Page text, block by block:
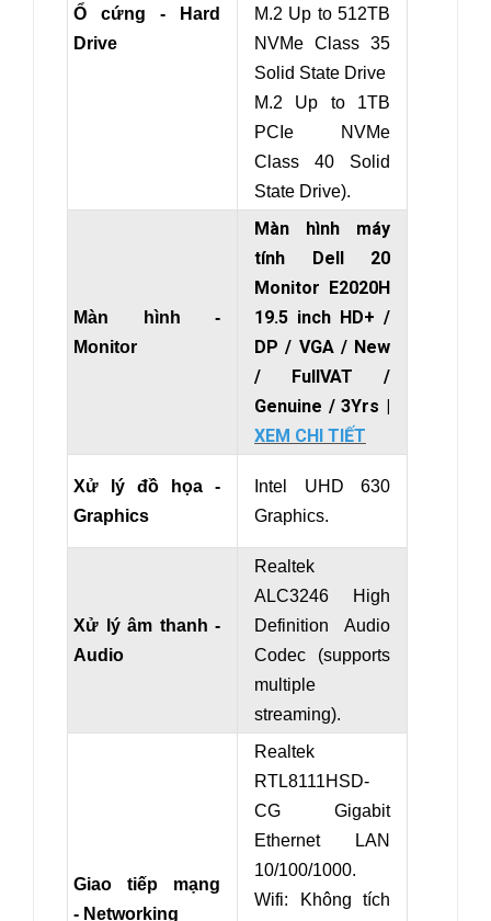
Ổ cứng - Hard
Drive
M.2 Up to 512TB
NVMe Class 35
Solid State Drive
M.2 Up to 1TB
PCIe NVMe
Class 40 Solid
State Drive).
Màn hình -
Monitor
Màn hình máy
tính Dell 20
Monitor E2020H
19.5 inch HD+ /
DP / VGA / New
/ FullVAT /
Genuine / 3Yrs |
XEM CHI TIẾT
Xử lý đồ họa -
Graphics
Intel UHD 630
Graphics.
Xử lý âm thanh -
Audio
Realtek
ALC3246 High
Definition Audio
Codec (supports
multiple
streaming).
Giao tiếp mạng
- Networking
Realtek
RTL8111HSD-
CG Gigabit
Ethernet LAN
10/100/1000.
Wifi: Không tích